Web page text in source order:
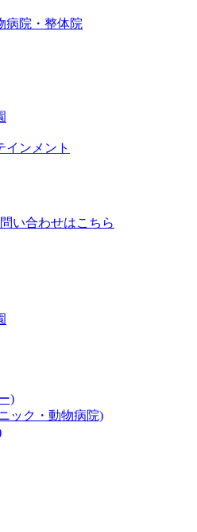
病院・整体院
インメント
)
ック・動物病院)